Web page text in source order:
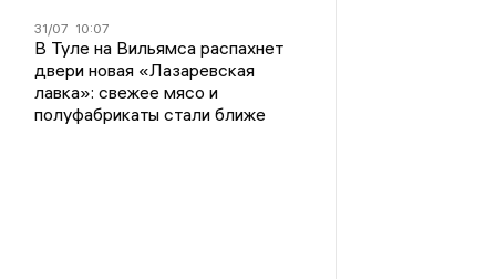
31/07 10:07
В Туле на Вильямса распахнет
двери новая «Лазаревская
лавка»: свежее мясо и
полуфабрикаты стали ближе